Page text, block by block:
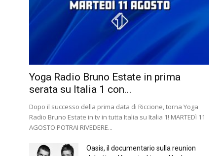
Yoga Radio Bruno Estate in prima
serata su Italia 1 con...
Dopo il successo della prima data di Riccione, torna Yoga
Radio Bruno Estate in tv in tutta Italia su Italia 1! MARTEDì 11
AGOSTO POTRAI RIVEDERE...
Oasis, il documentario sulla reunion